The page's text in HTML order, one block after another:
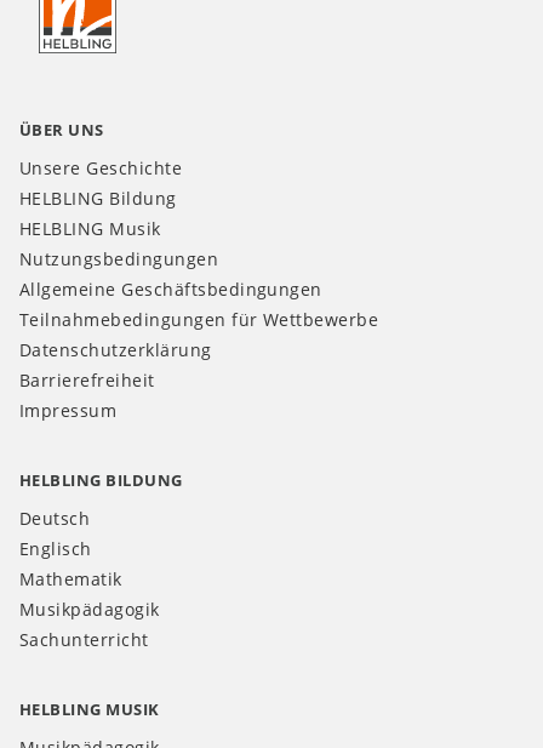
AT
ÜBER UNS
Unsere Geschichte
HELBLING Bildung
HELBLING Musik
Nutzungsbedingungen
Allgemeine Geschäftsbedingungen
Teilnahmebedingungen für Wettbewerbe
Datenschutzerklärung
Barrierefreiheit
Impressum
HELBLING BILDUNG
Deutsch
Englisch
Mathematik
Musikpädagogik
Sachunterricht
HELBLING MUSIK